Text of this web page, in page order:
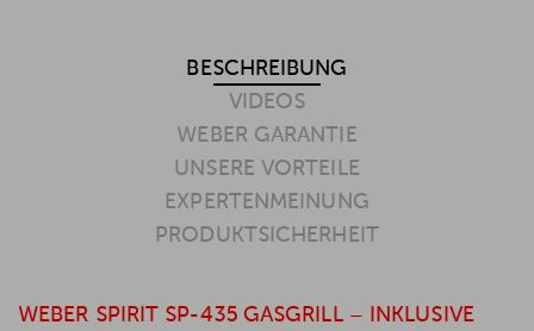
BESCHREIBUNG
VIDEOS
WEBER GARANTIE
UNSERE VORTEILE
EXPERTENMEINUNG
PRODUKTSICHERHEIT
WEBER SPIRIT SP-435 GASGRILL – INKLUSIVE